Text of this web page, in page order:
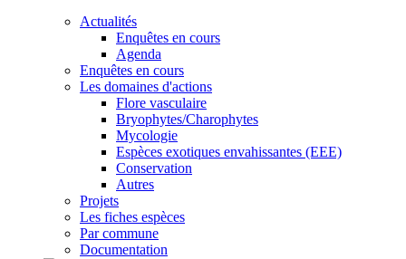
Actualités
Enquêtes en cours
Agenda
Enquêtes en cours
Les domaines d'actions
Flore vasculaire
Bryophytes/Charophytes
Mycologie
Espèces exotiques envahissantes (EEE)
Conservation
Autres
Projets
Les fiches espèces
Par commune
Documentation